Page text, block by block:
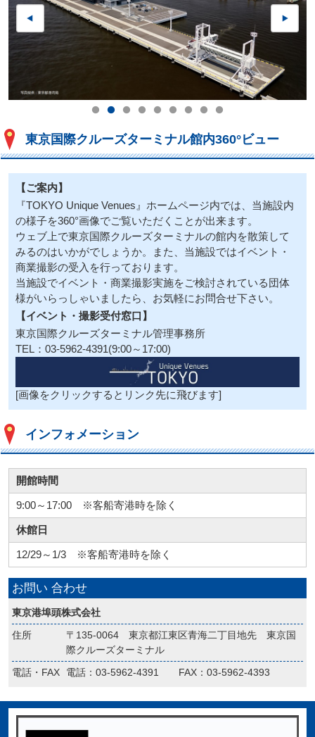
東京国際クルーズターミナル館内360°ビュー
【ご案内】
『TOKYO Unique Venues』ホームページ内では、当施設内
の様子を360°画像でご覧いただくことが出来ます。
ウェブ上で東京国際クルーズターミナルの館内を散策して
みるのはいかがでしょうか。また、当施設ではイベント・
商業撮影の受入を行っております。
当施設でイベント・商業撮影実施をご検討されている団体
様がいらっしゃいましたら、お気軽にお問合せ下さい。
【イベント・撮影受付窓口】
東京国際クルーズターミナル管理事務所
TEL：03-5962-4391(9:00～17:00)
[画像をクリックするとリンク先に飛びます]
インフォメーション
開館時間
9:00～17:00 ※客船寄港時を除く
休館日
12/29～1/3 ※客船寄港時を除く
お問い 合わせ
東京港埠頭株式会社
住所
〒135-0064 東京都江東区青海二丁目地先 東京国
際クルーズターミナル
電話・FAX
電話：03-5962-4391 FAX：03-5962-4393